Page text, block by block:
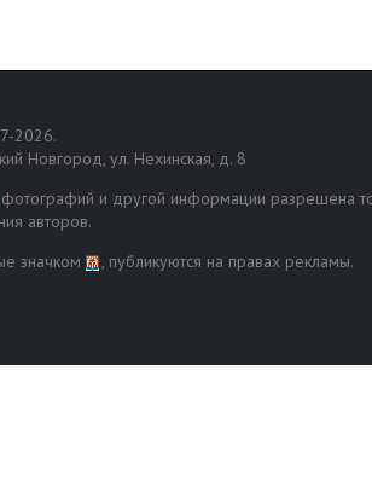
2026.
Новгород, ул. Нехинская, д. 8
фотографий и другой информации разрешена
авторов.
значком
, публикуются на правах рекламы.